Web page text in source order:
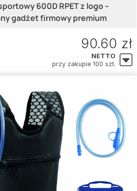
600D RPET z logo –
gadżet firmowy premium
90.60 zł
NETTO
przy zakupie 100 szt.